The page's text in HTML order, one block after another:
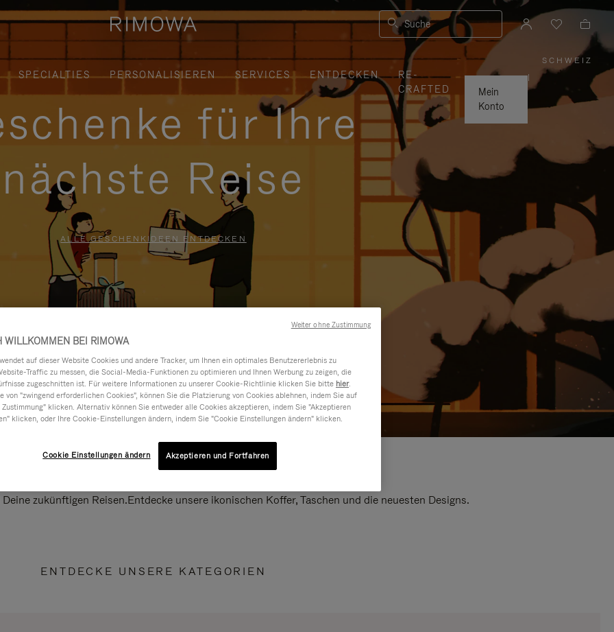
Suche
SPECIALTIES PERSONALISIEREN SERVICES ENTDECKEN
RE-
CRAFTED
Mein
Konto
SCHWEIZ
,
WÄHLEN
IHRE
REGION
AUS
|
für Ihre
nächste Reise
ALLE GESCHENKIDEEN ENTDECKEN
zukünftigen Reisen.Entdecke unsere ikonischen Koffer, Taschen und die neuesten Designs.
ENTDECKE UNSERE KATEGORIEN
WILLKOMMEN BEI RIMOWA
auf dieser Website Cookies und andere Tracker, um Ihnen ein optimales Benutzererlebnis zu
Traffic zu messen, die Social-Media-Funktionen zu optimieren und Ihnen Werbung zu zeigen, die
zugeschnitten ist. Für weitere Informationen zu unserer Cookie-Richtlinie klicken Sie bitte hier.
von "zwingend erforderlichen Cookies", können Sie die Platzierung von Cookies ablehnen, indem Sie auf
klicken. Alternativ können Sie entweder alle Cookies akzeptieren, indem Sie "Akzeptieren
klicken, oder Ihre Cookie-Einstellungen ändern, indem Sie "Cookie Einstellungen ändern" klicken.
Cookie Einstellungen ändern Akzeptieren und Fortfahren
Weiter ohne Zustimmung